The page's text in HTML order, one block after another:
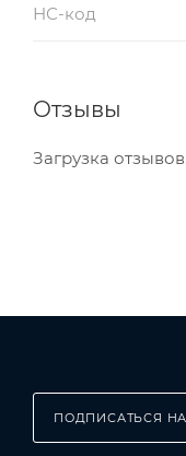
НС-код
Отзывы
Загрузка
ПОДПИСАТЬСЯ